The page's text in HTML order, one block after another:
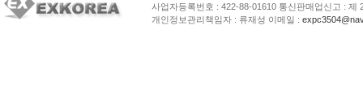
사업자등록번호 : 422-88-01610 통신판매업신고 : 제
개인정보관리책임자 : 류재성 이메일 :